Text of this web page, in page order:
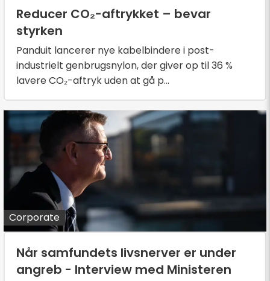
Reducer CO₂-aftrykket – bevar
styrken
Panduit lancerer nye kabelbindere i post-
industrielt genbrugsnylon, der giver op til 36 %
lavere CO₂-aftryk uden at gå p...
Corporate
Når samfundets livsnerver er under
angreb - Interview med Ministeren